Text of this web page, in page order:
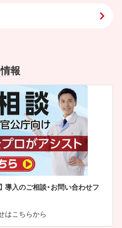
報
導入のご相談・お問い合わせフ
はこちらから